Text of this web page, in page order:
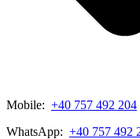
Mobile: +40 757 492 204
WhatsApp: +40 757 492